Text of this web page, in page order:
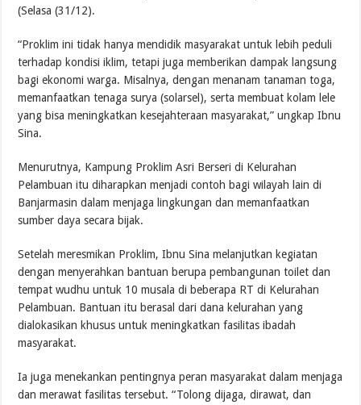
(Selasa (31/12).
“Proklim ini tidak hanya mendidik masyarakat untuk lebih peduli
terhadap kondisi iklim, tetapi juga memberikan dampak langsung
bagi ekonomi warga. Misalnya, dengan menanam tanaman toga,
memanfaatkan tenaga surya (solarsel), serta membuat kolam lele
yang bisa meningkatkan kesejahteraan masyarakat,” ungkap Ibnu
Sina.
Menurutnya, Kampung Proklim Asri Berseri di Kelurahan
Pelambuan itu diharapkan menjadi contoh bagi wilayah lain di
Banjarmasin dalam menjaga lingkungan dan memanfaatkan
sumber daya secara bijak.
Setelah meresmikan Proklim, Ibnu Sina melanjutkan kegiatan
dengan menyerahkan bantuan berupa pembangunan toilet dan
tempat wudhu untuk 10 musala di beberapa RT di Kelurahan
Pelambuan. Bantuan itu berasal dari dana kelurahan yang
dialokasikan khusus untuk meningkatkan fasilitas ibadah
masyarakat.
Ia juga menekankan pentingnya peran masyarakat dalam menjaga
dan merawat fasilitas tersebut. “Tolong dijaga, dirawat, dan